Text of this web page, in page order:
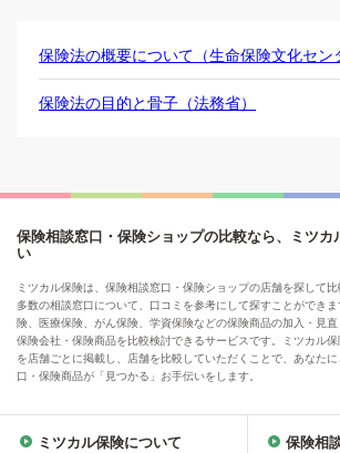
保険法の概要について（生命保険文化セン
保険法の目的と骨子（法務省）
保険相談窓口・保険ショップの比較なら、ミツカ
い
ミツカル保険は、保険相談窓口・保険ショップの店舗を探して
多数の相談窓口について、口コミを参考にして探すことができ
険、医療保険、がん保険、学資保険などの保険商品の加入・見
保険会社・保険商品を比較検討できるサービスです。ミツカル
を店舗ごとに掲載し、店舗を比較していただくことで、あなた
口・保険商品が「見つかる」お手伝いをします。
ミツカル保険について 保険相